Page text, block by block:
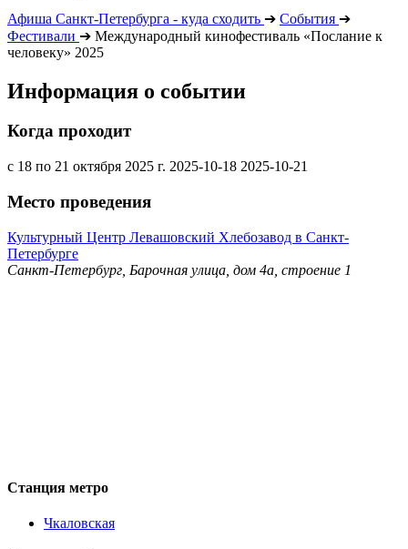
Афиша Санкт-Петербурга - куда сходить ➔ События ➔
Фестивали ➔ Международный кинофестиваль «Послание к
человеку» 2025
Информация о событии
Когда проходит
с 18 по 21 октября 2025 г. 2025-10-18 2025-10-21
Место проведения
Культурный Центр Левашовский Хлебозавод в Санкт-
Петербурге
Санкт-Петербург, Барочная улица, дом 4а, строение 1
Станция метро
Чкаловская